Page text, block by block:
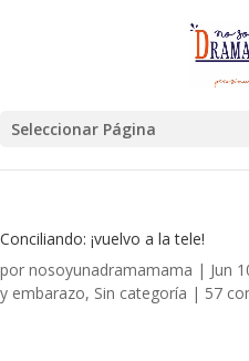
Seleccionar Página
Conciliando: ¡vuelvo a la tele!
por nosoyunadramamama | Jun
y embarazo, Sin categoría | 57